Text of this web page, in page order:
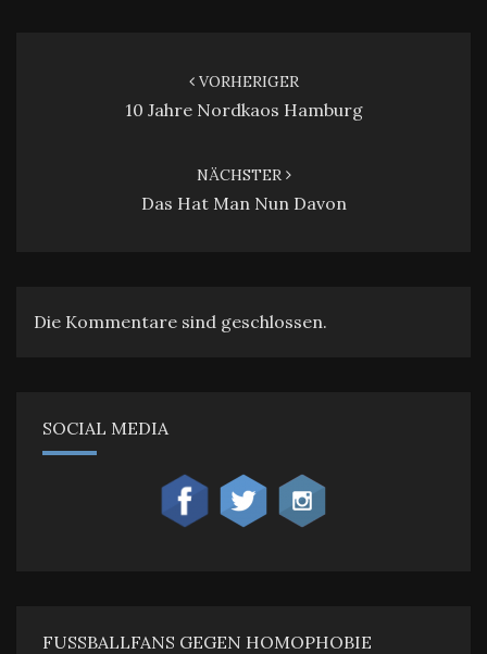
VORHERIGER
10 Jahre Nordkaos Hamburg
NÄCHSTER
Das Hat Man Nun Davon
Die Kommentare sind geschlossen.
SOCIAL MEDIA
FUSSBALLFANS GEGEN HOMOPHOBIE